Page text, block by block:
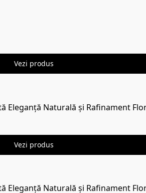
Vezi produs
Eleganță Naturală și Rafinament
Vezi produs
Eleganță Naturală și Rafinament